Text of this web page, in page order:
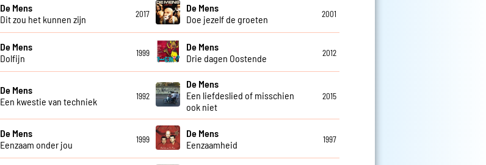
De Mens
Dit zou het kunnen zijn
2017
De Mens
Doe jezelf de groeten
2001
De Mens
Dolfijn
1999
De Mens
Drie dagen Oostende
2012
De Mens
Een kwestie van techniek
1992
De Mens
Een liefdeslied of misschien
ook niet
2015
De Mens
Eenzaam onder jou
1999
De Mens
Eenzaamheid
1997